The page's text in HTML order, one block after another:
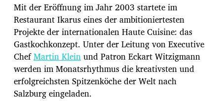
Mit der Eröffnung im Jahr 2003 startete im
Restaurant Ikarus eines der ambitioniertesten
Projekte der internationalen Haute Cuisine: das
Gastkochkonzept. Unter der Leitung von Executive
ChefMartin Kleinund Patron Eckart Witzigmann
werden im Monatsrhythmus die kreativsten und
erfolgreichsten Spitzenköche der Welt nach
Salzburg eingeladen.